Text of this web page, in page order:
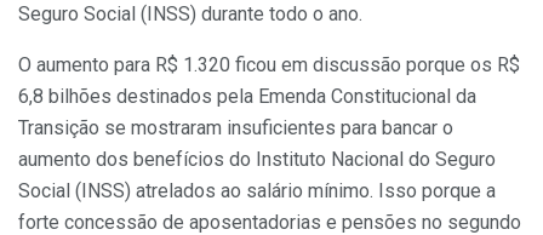
Seguro Social (INSS) durante todo o ano.
O aumento para R$ 1.320 ficou em discussão porque os R$
6,8 bilhões destinados pela Emenda Constitucional da
Transição se mostraram insuficientes para bancar o
aumento dos benefícios do Instituto Nacional do Seguro
Social (INSS) atrelados ao salário mínimo. Isso porque a
forte concessão de aposentadorias e pensões no segundo